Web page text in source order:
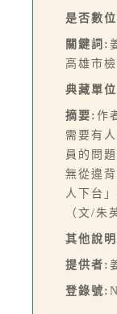
是否數
關鍵詞:
高雄市
典藏單
摘要: 作
需要有
員的問
無從違
人下台
（文/朱
其他說
提供者:
登錄號: